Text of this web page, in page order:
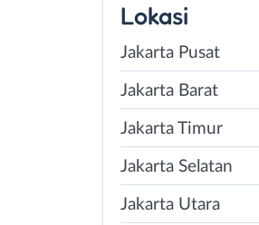
Lokasi
Jakarta Pusat
Jakarta Barat
Jakarta Timur
Jakarta Selatan
Jakarta Utara